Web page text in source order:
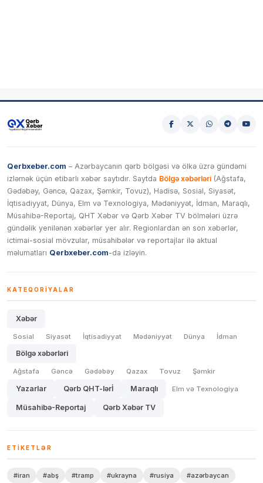
Qerbxeber.com – Azərbaycanın qərb bölgəsi və ölkə üzrə gündəmi
izləmək üçün etibarlı xəbər saytıdır. Saytda Bölgə xəbərləri (Ağstafa,
Gədəbəy, Gəncə, Qazax, Şəmkir, Tovuz), Hadisə, Sosial, Siyasət,
İqtisadiyyat, Dünya, Elm və Texnologiya, Mədəniyyət, İdman, Maraqlı,
Müsahibə-Reportaj, QHT Xəbər və Qərb Xəbər TV bölmələri üzrə
gündəlik yenilənən xəbərlər yer alır. Regionlardan ən son xəbərlər,
ictimai-sosial mövzular, müsahibələr və reportajlar ilə aktual
məlumatları Qerbxeber.com-da izləyin.
KATEQORIYALAR
Xəbər
Sosial Siyasət İqtisadiyyat Mədəniyyət Dünya İdman
Bölgə xəbərləri
Ağstafa Gəncə Gədəbəy Qazax Tovuz Şəmkir
Yazarlar Qərb QHT-lərİ Maraqlı Elm və Texnologiya
Müsahibə-Reportaj Qərb Xəbər TV
ETIKETLƏR
#iran #abş #tramp #ukrayna #rusiya #azərbaycan